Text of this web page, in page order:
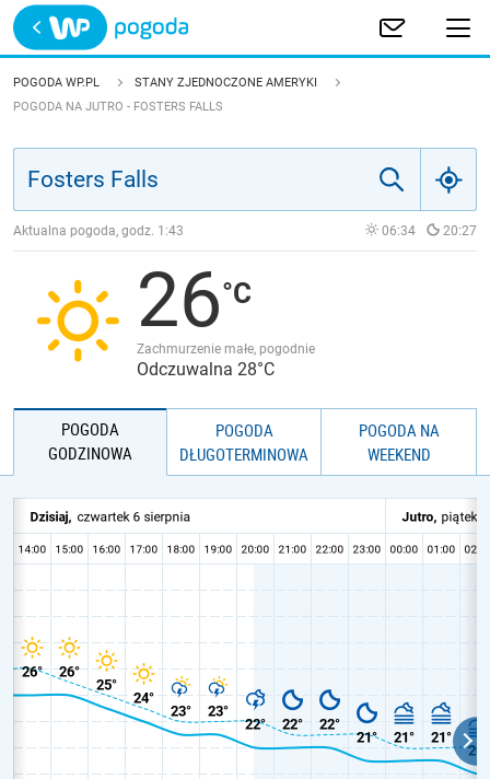
Trwa ładowanie
POLSKA
JAKOŚĆ POWIETRZA
POGODA WP.PL
STANY ZJEDNOCZONE AMERYKI
POGODA NA JUTRO - FOSTERS FALLS
Aktualna pogoda, godz. 1:43 06:34 20:27
26
Zachmurzenie małe, pogodnie
Odczuwalna 28°C
POGODA
GODZINOWA
POGODA
DŁUGOTERMINOWA
POGODA NA
WEEKEND